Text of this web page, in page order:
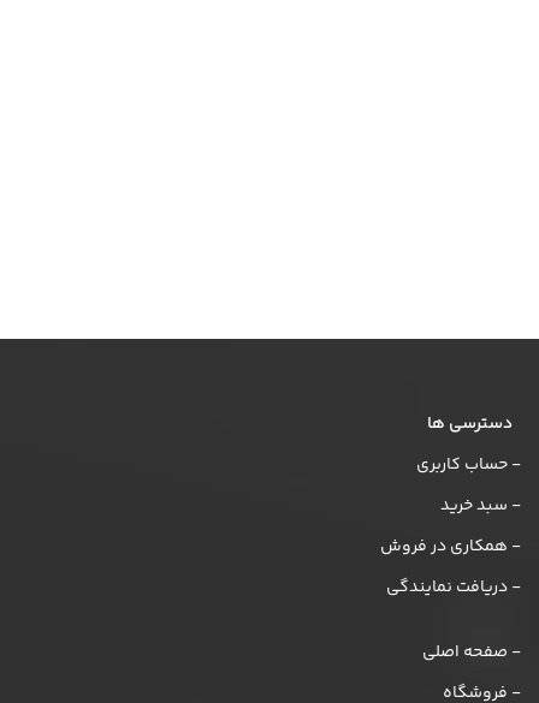
دسترسی ها
- حساب کاربری
- سبد خرید
- همکاری در فروش
- دریافت نمایندگی
- صفحه اصلی
- فروشگاه